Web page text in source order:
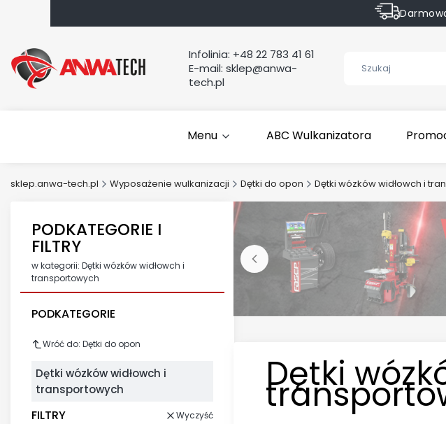
Infolinia: +48 22 783 41 61
E-mail: sklep@anwa-
tech.pl
Menu ABC Wulkanizatora
sklep.anwa-tech.pl Wyposażenie wulkanizacji Dętki do opon Dętki wózków widłowch i
PODKATEGORIE I
FILTRY
w kategorii: Dętki wózków widłowch i
transportowych
PODKATEGORIE
Wróć do: Dętki do opon
Dętki wózków widłowch i
transportowych
FILTRY Wyczyść
Dętki